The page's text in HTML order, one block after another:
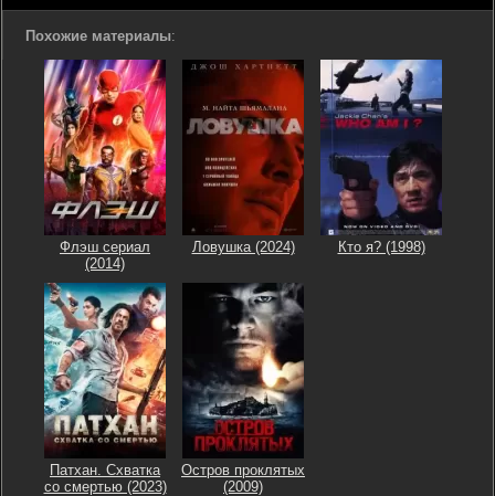
Похожие материалы:
Флэш сериал
(2014)
Ловушка (2024) Кто я? (1998)
Патхан. Схватка
со смертью (2023)
Остров проклятых
(2009)